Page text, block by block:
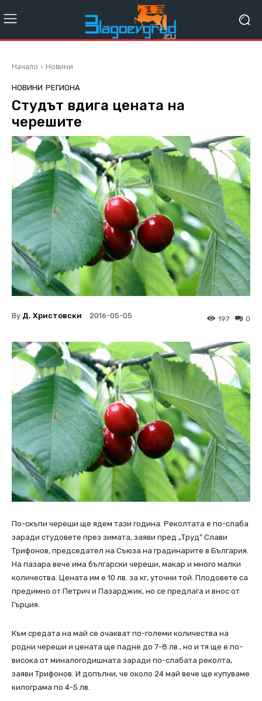
Начало Новини
НОВИНИ РЕГИОНА
Студът вдига цената на
черешите
By Д. Христовски 2016-05-05 0
197
По-скъпи череши ще ядем тази година. Реколтата е по-слаба
заради студовете през зимата, заяви пред „Труд” Слави
Трифонов, председател на Съюза на градинарите в България.
На пазара вече има български череши, макар и много малки
количества. Цената им е 10 лв. за кг, уточни той. Плодовете са
предимно от Петрич и Пазарджик, но се предлага и внос от
Гърция.
Към средата на май се очакват по-големи количества на
родни череши и цената ще падне до 7-8 лв., но и тя ще е по-
висока от миналогодишната заради по-слабата реколта,
заяви Трифонов. И допълни, че около 24 май вече ще купуваме
килограма по 4-5 лв.